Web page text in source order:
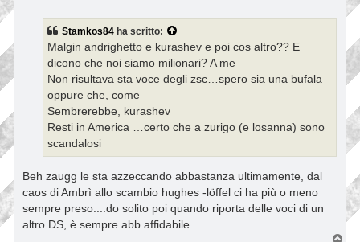
Stamkos84 ha scritto:
Malgin andrighetto e kurashev e poi cos altro?? E
dicono che noi siamo milionari? A me
Non risultava sta voce degli zsc…spero sia una bufala
oppure che, come
Sembrerebbe, kurashev
Resti in America …certo che a zurigo (e losanna) sono
scandalosi
Beh zaugg le sta azzeccando abbastanza ultimamente, dal
caos di Ambrì allo scambio hughes -löffel ci ha più o meno
sempre preso....do solito poi quando riporta delle voci di un
altro DS, è sempre abb affidabile.